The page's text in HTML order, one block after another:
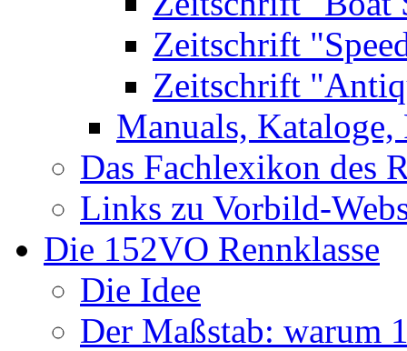
Zeitschrift
Zeitschrift
Manuals, Kataloge,
Das Fachlexikon des
Links zu Vorbild-
Die 152VO Rennklasse
Die Idee
Der Maßstab: warum